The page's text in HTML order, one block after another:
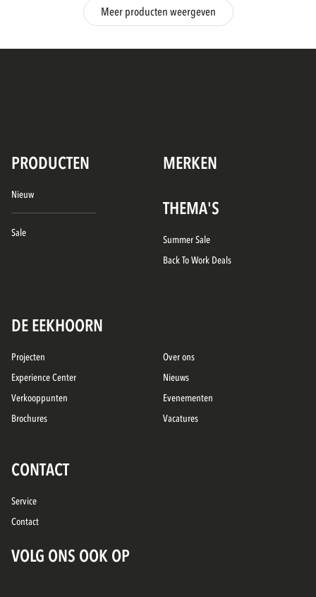
Meer producten weergeven
PRODUCTEN MERKEN
Nieuw
Sale
THEMA'S
Summer Sale
Back To Work Deals
DE EEKHOORN
Projecten
Experience Center
Verkooppunten
Brochures
Over ons
Nieuws
Evenementen
Vacatures
CONTACT
Service
Contact
VOLG ONS OOK OP